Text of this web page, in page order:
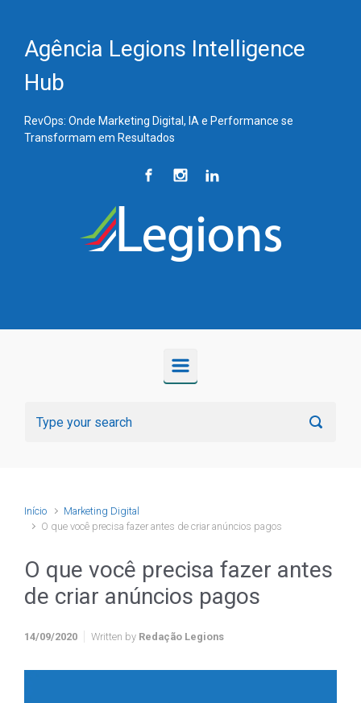
Agência Legions Intelligence
Hub
RevOps: Onde Marketing Digital, IA e Performance se
Transformam em Resultados
Início
Marketing Digital
O que você precisa fazer antes de criar anúncios pagos
O que você precisa fazer antes
de criar anúncios pagos
14/09/2020 Written by Redação Legions